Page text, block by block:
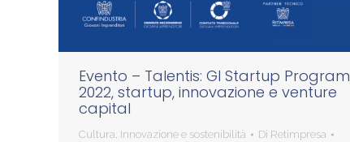
Evento – Talentis: GI Startup Program
2022, startup, innovazione e venture
capital
Cultura, Innovazione e sostenibilità Di Retimpresa